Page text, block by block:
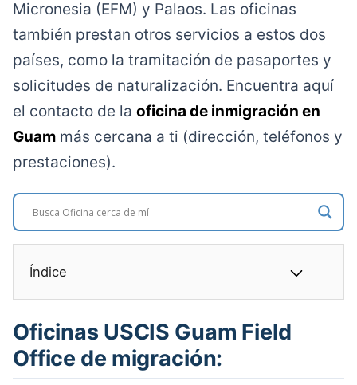
Micronesia (EFM) y Palaos. Las oficinas
también prestan otros servicios a estos dos
países, como la tramitación de pasaportes y
solicitudes de naturalización. Encuentra aquí
el contacto de la oficina de inmigración en
Guam más cercana a ti (dirección, teléfonos y
prestaciones).
Índice
Oficinas USCIS Guam Field
Office de migración: